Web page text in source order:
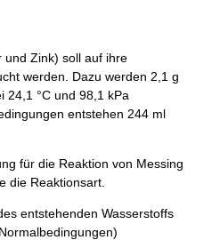
und Zink) soll auf ihre
werden. Dazu werden 2,1 g
24,1 °C und 98,1 kPa
entstehen 244 ml
für die Reaktion von Messing
die Reaktionsart.
entstehenden Wasserstoffs